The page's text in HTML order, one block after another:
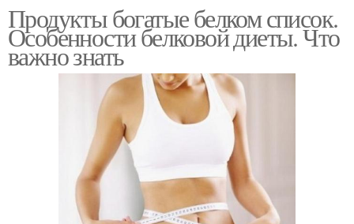
Белка из растительной
пищи
Продукты богатые белком список.
Особенности белковой диеты. Что
важно знать